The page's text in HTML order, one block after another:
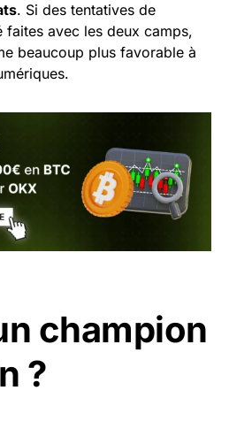
. Si des tentatives de
faites avec les deux camps,
beaucoup plus favorable à
champion
?